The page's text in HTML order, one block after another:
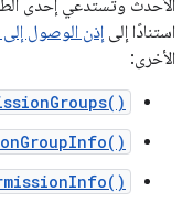
الأحدث وتستدعي إحدى
استنادًا إلى إذن الوصول إلى
الأخرى: